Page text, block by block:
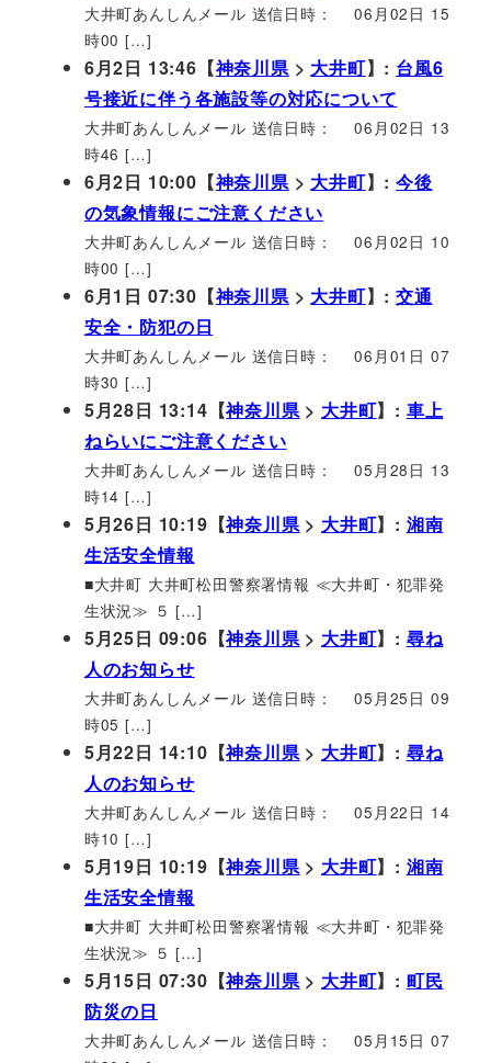
大井町あんしんメール 送信日時： 06月02日 15
時00 […]
6月2日 13:46【神奈川県> 大井町】: 台風6
号接近に伴う各施設等の対応について
大井町あんしんメール 送信日時： 06月02日 13
時46 […]
6月2日 10:00【神奈川県> 大井町】:今後
の気象情報にご注意ください
大井町あんしんメール 送信日時： 06月02日 10
時00 […]
6月1日 07:30【神奈川県> 大井町】:交通
安全・防犯の日
大井町あんしんメール 送信日時： 06月01日 07
時30 […]
5月28日 13:14【神奈川県> 大井町】: 車上
ねらいにご注意ください
大井町あんしんメール 送信日時： 05月28日 13
時14 […]
5月26日 10:19【神奈川県> 大井町】: 湘南
生活安全情報
■大井町 大井町松田警察署情報 ≪大井町・犯罪発
生状況≫ ５ […]
5月25日 09:06【神奈川県> 大井町】: 尋ね
人のお知らせ
大井町あんしんメール 送信日時： 05月25日 09
時05 […]
5月22日 14:10【神奈川県> 大井町】: 尋ね
人のお知らせ
大井町あんしんメール 送信日時： 05月22日 14
時10 […]
5月19日 10:19【神奈川県> 大井町】: 湘南
生活安全情報
■大井町 大井町松田警察署情報 ≪大井町・犯罪発
生状況≫ ５ […]
5月15日 07:30【神奈川県> 大井町】: 町民
防災の日
大井町あんしんメール 送信日時： 05月15日 07